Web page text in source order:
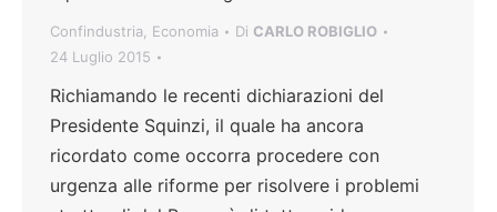
Confindustria, Economia Di CARLO ROBIGLIO
24 Luglio 2015
Richiamando le recenti dichiarazioni del
Presidente Squinzi, il quale ha ancora
ricordato come occorra procedere con
urgenza alle riforme per risolvere i problemi